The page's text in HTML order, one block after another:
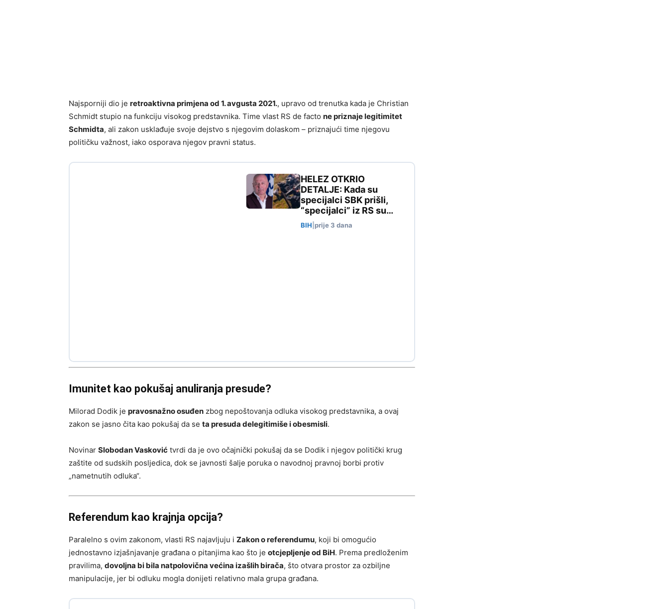
Najsporniji dio je retroaktivna primjena od 1. avgusta 2021., upravo od trenutka kada je Christian
Schmidt stupio na funkciju visokog predstavnika. Time vlast RS de facto ne priznaje legitimitet
Schmidta, ali zakon usklađuje svoje dejstvo s njegovim dolaskom – priznajući time njegovu
političku važnost, iako osporava njegov pravni status.
HELEZ OTKRIO
DETALJE: Kada su
specijalci SBK prišli,
“specijalci” iz RS su…
BIH prije 3 dana
Imunitet kao pokušaj anuliranja presude?
Milorad Dodik je pravosnažno osuđen zbog nepoštovanja odluka visokog predstavnika, a ovaj
zakon se jasno čita kao pokušaj da se ta presuda delegitimiše i obesmisli.
Novinar Slobodan Vasković tvrdi da je ovo očajnički pokušaj da se Dodik i njegov politički krug
zaštite od sudskih posljedica, dok se javnosti šalje poruka o navodnoj pravnoj borbi protiv
„nametnutih odluka“.
Referendum kao krajnja opcija?
Paralelno s ovim zakonom, vlasti RS najavljuju i Zakon o referendumu, koji bi omogućio
jednostavno izjašnjavanje građana o pitanjima kao što je otcjepljenje od BiH. Prema predloženim
pravilima, dovoljna bi bila natpolovična većina izašlih birača, što otvara prostor za ozbiljne
manipulacije, jer bi odluku mogla donijeti relativno mala grupa građana.